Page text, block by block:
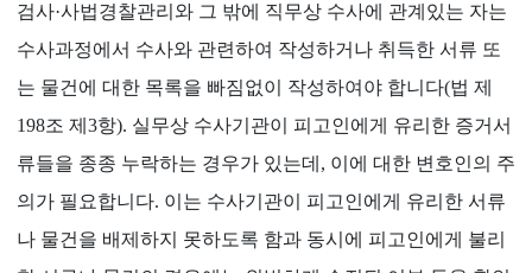
검사·사법경찰관리와 그 밖에 직무상 수사에 관계있는 자는
수사과정에서 수사와 관련하여 작성하거나 취득한 서류 또
는 물건에 대한 목록을 빠짐없이 작성하여야 합니다(법 제
198조 제3항). 실무상 수사기관이 피고인에게 유리한 증거서
류들을 종종 누락하는 경우가 있는데, 이에 대한 변호인의 주
의가 필요합니다. 이는 수사기관이 피고인에게 유리한 서류
나 물건을 배제하지 못하도록 함과 동시에 피고인에게 불리